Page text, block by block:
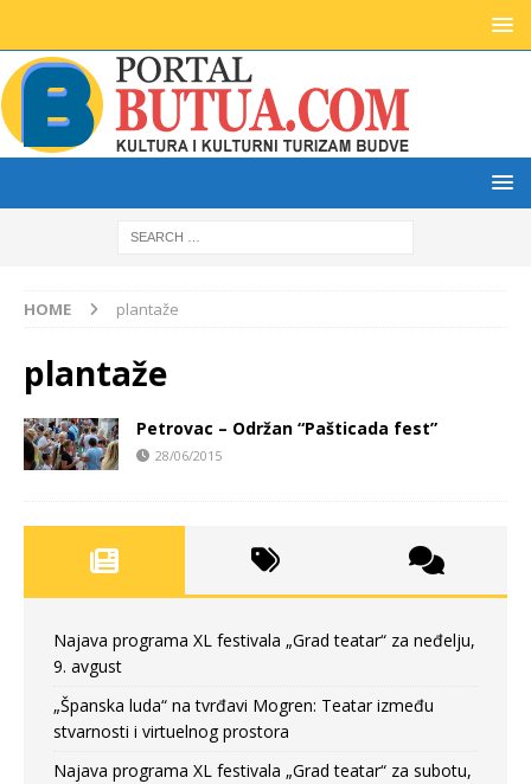
HOME plantaže
plantaže
Petrovac – Održan “Pašticada fest”
28/06/2015
Najava programa XL festivala „Grad teatar“ za neđelju,
9. avgust
„Španska luda“ na tvrđavi Mogren: Teatar između
stvarnosti i virtuelnog prostora
Najava programa XL festivala „Grad teatar“ za subotu,